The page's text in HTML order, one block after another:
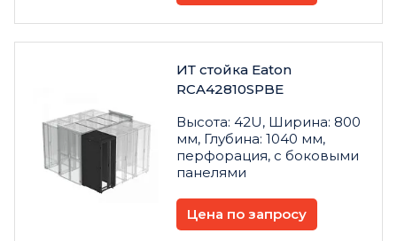
ИТ стойка Eaton
RCA42810SPBE
Высота: 42U, Ширина: 800
мм, Глубина: 1040 мм,
перфорация, с боковыми
панелями
Цена по запросу